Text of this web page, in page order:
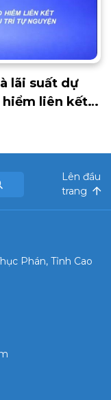
lãi suất dự
hiểm liên kết
Lên đầu
trang
Phán, Tỉnh Cao